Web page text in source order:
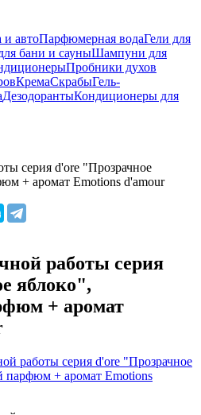
автоПарфюмерная водаГели для
бани и сауныШампуни для
Пробники духов
КремаСкрабыГель-
ДезодорантыКондиционеры для
серия d'ore "Прозрачное
+ аромат Emotions d'amour
работы серия
яблоко",
+ аромат